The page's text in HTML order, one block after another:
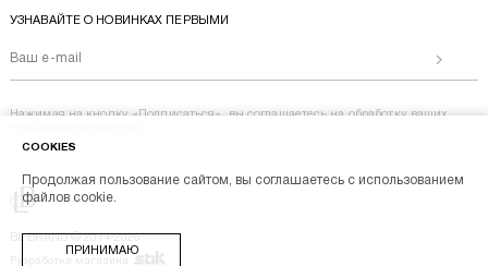
Перейти на главную
BL BRAND © 2014-2026
Разработка магазина
Stik
УЗНАВАЙТЕ О НОВИНКАХ ПЕРВЫМИ
Нажимая на кнопку «Подписаться», вы соглашаетесь на обработку ваших
COOKIES
Продолжая пользование сайтом, вы соглашаетесь с использованием
файлов cookie.
ПРИНИМАЮ